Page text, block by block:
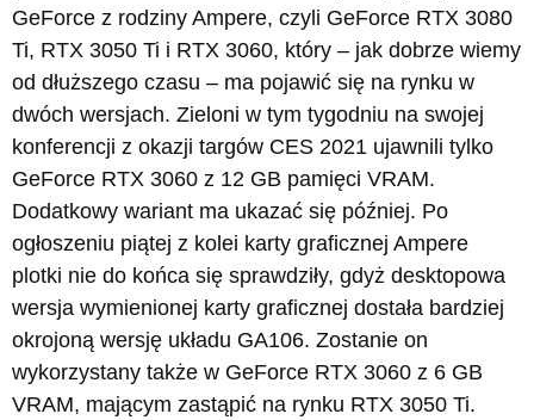
GeForce z rodziny Ampere, czyli GeForce RTX 3080
Ti, RTX 3050 Ti i RTX 3060, który – jak dobrze wiemy
od dłuższego czasu – ma pojawić się na rynku w
dwóch wersjach. Zieloni w tym tygodniu na swojej
konferencji z okazji targów CES 2021 ujawnili tylko
GeForce RTX 3060 z 12 GB pamięci VRAM.
Dodatkowy wariant ma ukazać się później. Po
ogłoszeniu piątej z kolei karty graficznej Ampere
plotki nie do końca się sprawdziły, gdyż desktopowa
wersja wymienionej karty graficznej dostała bardziej
okrojoną wersję układu GA106. Zostanie on
wykorzystany także w GeForce RTX 3060 z 6 GB
VRAM, mającym zastąpić na rynku RTX 3050 Ti.